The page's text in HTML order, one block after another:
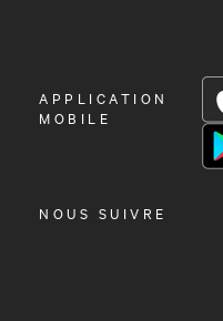
OUVRIR
LE
APPLICATION
MOBILE
NOUS SUIVRE